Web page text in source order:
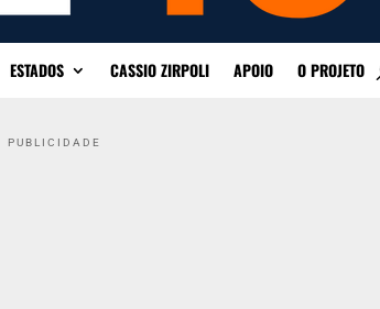
ESTADOS CASSIO ZIRPOLI APOIO O PROJETO
PUBLICIDADE